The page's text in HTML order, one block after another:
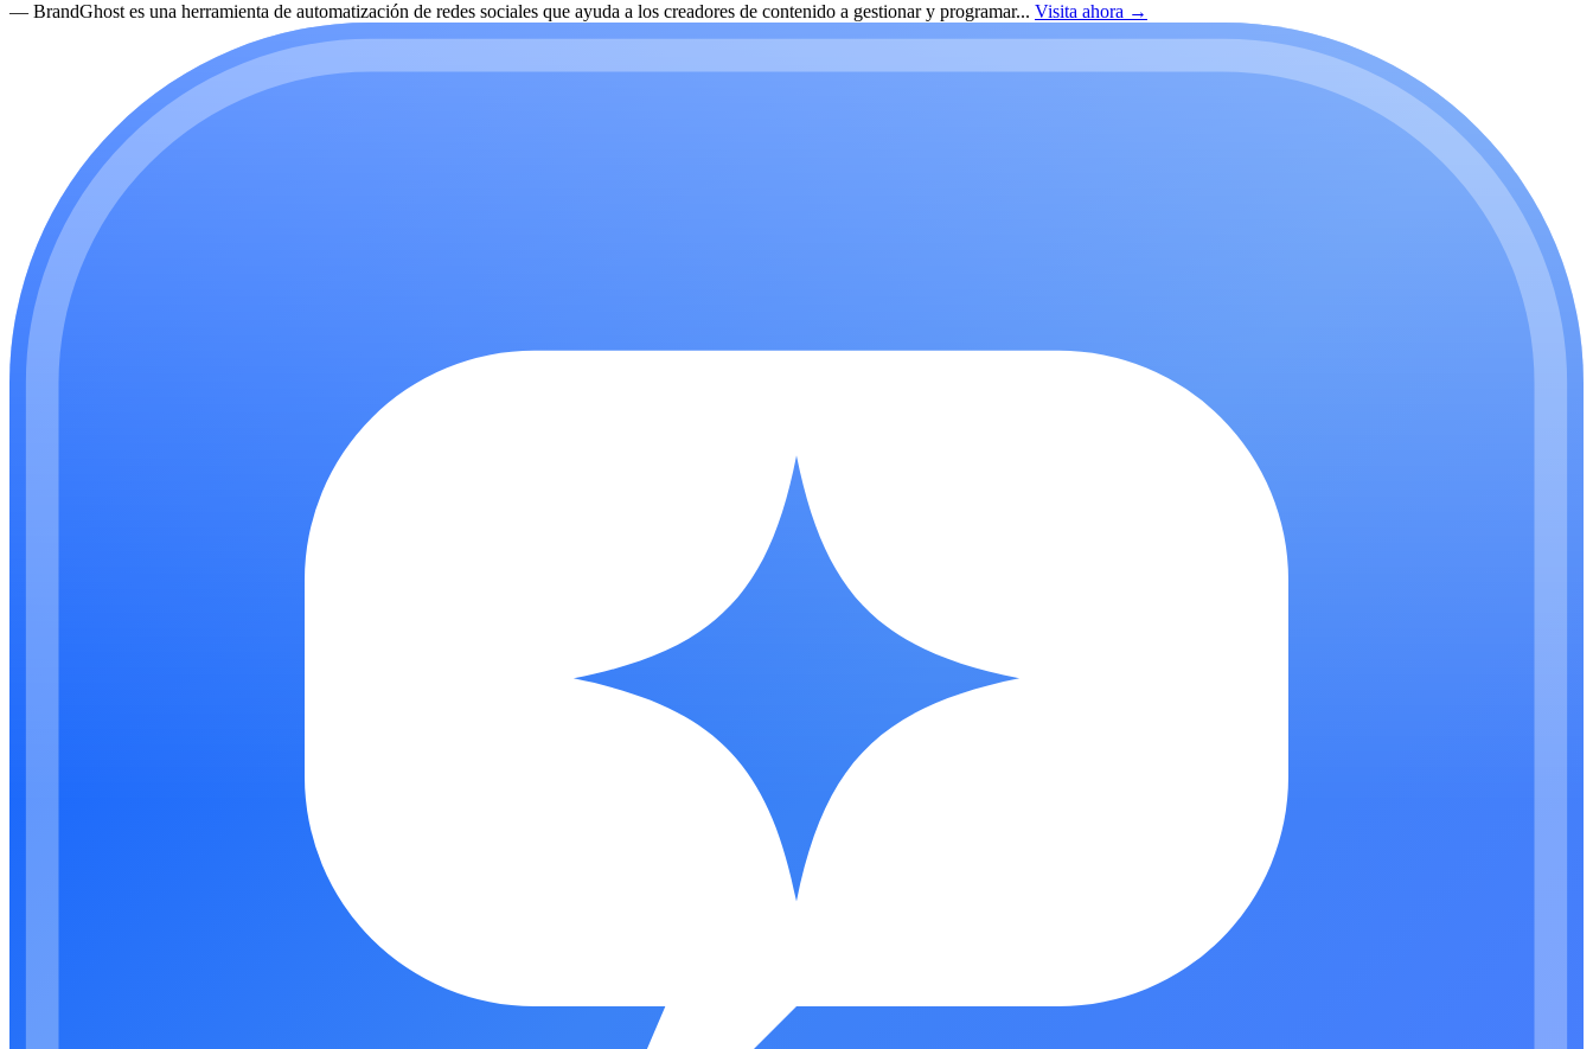
— BrandGhost es una herramienta de automatización de redes sociales que ayuda a los creadores de contenido a gestionar y programar... Visita ahora →